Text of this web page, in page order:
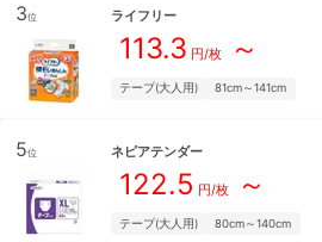
3位 ライフリー
113.3 円/枚～
テープ(大人用) 81cm～141cm
5位 ネピアテンダー
122.5 円/枚～
テープ(大人用) 80cm～140cm